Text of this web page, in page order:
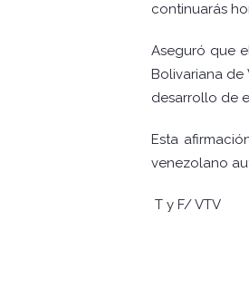
continuarás
Aseguró que
Bolivariana
desarrollo de
Esta
venezolano
T y F/ VTV